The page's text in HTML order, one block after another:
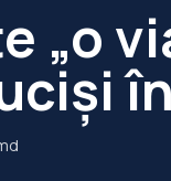
„o